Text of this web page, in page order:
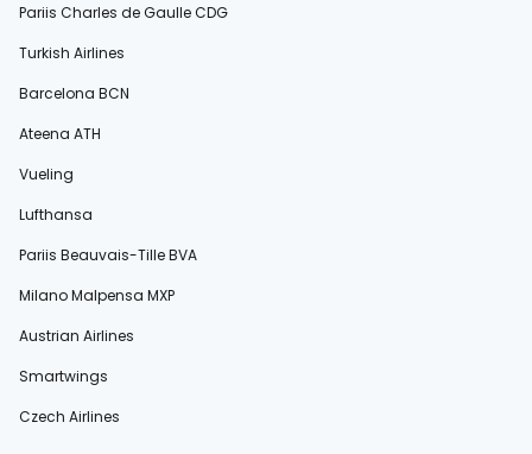
Pariis Charles de Gaulle CDG
Turkish Airlines
Barcelona BCN
Ateena ATH
Vueling
Lufthansa
Pariis Beauvais-Tille BVA
Milano Malpensa MXP
Austrian Airlines
Smartwings
Czech Airlines